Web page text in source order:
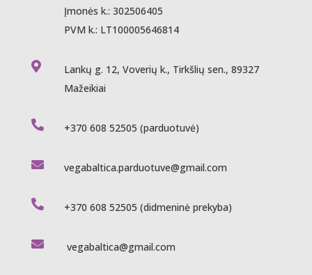
Įmonės k.: 302506405
PVM k.: LT100005646814

Lankų g. 12, Voverių k., Tirkšlių sen., 89327
Mažeikiai
 +370 608 52505 (parduotuvė)
 vegabaltica.parduotuve@gmail.com
 +370 608 52505 (didmeninė prekyba)
 vegabaltica@gmail.com